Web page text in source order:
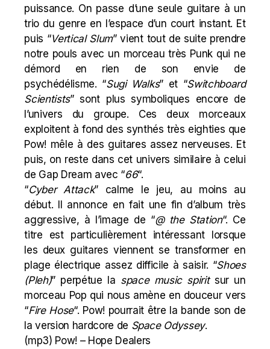
puissance. On passe d’une seule guitare à un
trio du genre en l’espace d’un court instant. Et
puis “Vertical Slum” vient tout de suite prendre
notre pouls avec un morceau très Punk qui ne
démord en rien de son envie de
psychédélisme. “Sugi Walks” et “Switchboard
Scientists” sont plus symboliques encore de
l’univers du groupe. Ces deux morceaux
exploitent à fond des synthés très eighties que
Pow! mêle à des guitares assez nerveuses. Et
puis, on reste dans cet univers similaire à celui
de Gap Dream avec “66“.
“Cyber Attack” calme le jeu, au moins au
début. Il annonce en fait une fin d’album très
aggressive, à l’image de “@ the Station“. Ce
titre est particulièrement intéressant lorsque
les deux guitares viennent se transformer en
plage électrique assez difficile à saisir. “Shoes
(Pleh)” perpétue la space music spiritsur un
morceau Pop qui nous amène en douceur vers
“Fire Hose“. Pow! pourrait être la bande son de
la version hardcore de Space Odyssey.
(mp3) Pow! – Hope Dealers